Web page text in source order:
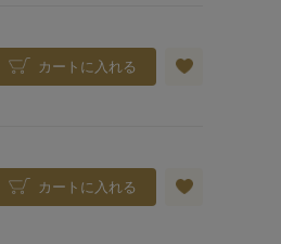
カートに入れる
カートに入れる